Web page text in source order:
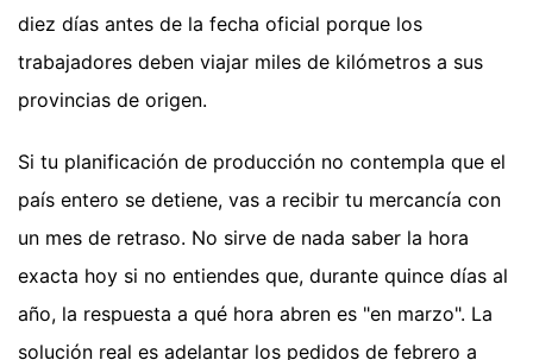
diez días antes de la fecha oficial porque los
trabajadores deben viajar miles de kilómetros a sus
provincias de origen.
Si tu planificación de producción no contempla que el
país entero se detiene, vas a recibir tu mercancía con
un mes de retraso. No sirve de nada saber la hora
exacta hoy si no entiendes que, durante quince días al
año, la respuesta a qué hora abren es "en marzo". La
solución real es adelantar los pedidos de febrero a